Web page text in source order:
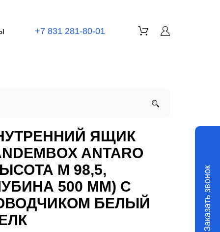
+7 831 281-80-01
ЯЩИК
ANTARO
М 98,5,
500 ММ) С
БЕЛЫЙ
Заказать звонок